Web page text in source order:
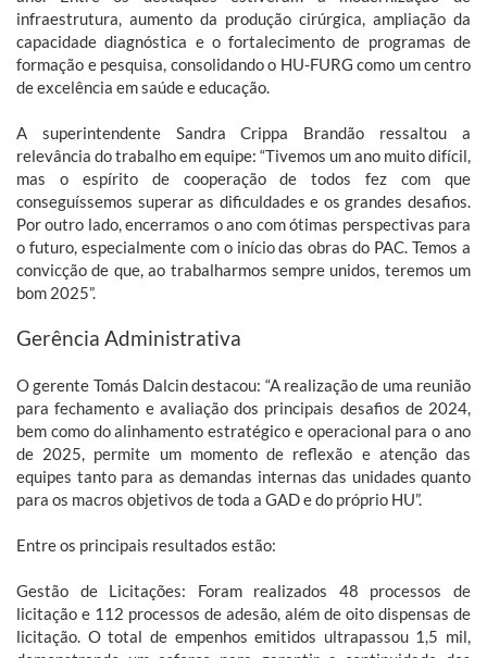
infraestrutura, aumento da produção cirúrgica, ampliação da
capacidade diagnóstica e o fortalecimento de programas de
formação e pesquisa, consolidando o HU-FURG como um centro
de excelência em saúde e educação.
A superintendente Sandra Crippa Brandão ressaltou a
relevância do trabalho em equipe: “Tivemos um ano muito difícil,
mas o espírito de cooperação de todos fez com que
conseguíssemos superar as dificuldades e os grandes desafios.
Por outro lado, encerramos o ano com ótimas perspectivas para
o futuro, especialmente com o início das obras do PAC. Temos a
convicção de que, ao trabalharmos sempre unidos, teremos um
bom 2025”.
Gerência Administrativa
O gerente Tomás Dalcin destacou: “A realização de uma reunião
para fechamento e avaliação dos principais desafios de 2024,
bem como do alinhamento estratégico e operacional para o ano
de 2025, permite um momento de reflexão e atenção das
equipes tanto para as demandas internas das unidades quanto
para os macros objetivos de toda a GAD e do próprio HU”.
Entre os principais resultados estão:
Gestão de Licitações: Foram realizados 48 processos de
licitação e 112 processos de adesão, além de oito dispensas de
licitação. O total de empenhos emitidos ultrapassou 1,5 mil,